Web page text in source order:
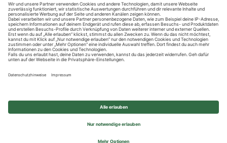
Datenschutzhinweise
Impressum